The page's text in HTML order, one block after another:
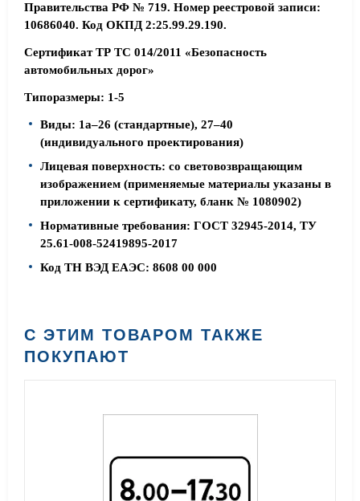
Правительства РФ № 719. Номер реестровой записи:
10686040. Код ОКПД 2:25.99.29.190.
Сертификат ТР ТС 014/2011 «Безопасность
автомобильных дорог»
Типоразмеры: 1-5
Виды: 1а–26 (стандартные), 27–40
(индивидуального проектирования)
Лицевая поверхность: со световозвращающим
изображением (применяемые материалы указаны в
приложении к сертификату, бланк № 1080902)
Нормативные требования: ГОСТ 32945-2014, ТУ
25.61-008-52419895-2017
Код ТН ВЭД ЕАЭС: 8608 00 000
С ЭТИМ ТОВАРОМ ТАКЖЕ
ПОКУПАЮТ